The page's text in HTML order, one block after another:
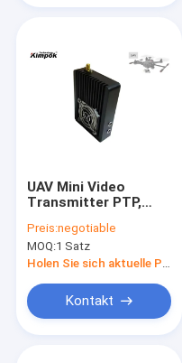
UAV Mini Video
Transmitter PTP,
Videoabsender 20km
Uplink-
Realzeitleichtgewichtler
Preis:negotiable
MOQ:1 Satz
Kontakt